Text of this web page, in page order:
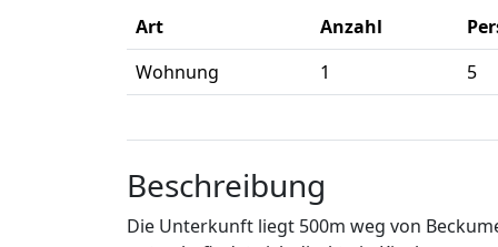
Art Anzahl
Wohnung
1 5
Beschreibung
Die Unterkunft liegt 500m weg von